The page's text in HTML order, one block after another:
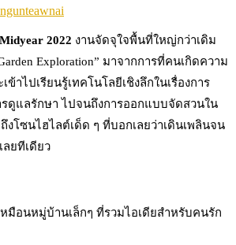
2022 งานจัดจุใจพื้นที่ใหญ่กว่าเดิม
Exploration” มาจากการที่คนเกิดความ
ข้าไปเรียนรู้เทคโนโลยีเชิงลึกในเรื่องการ
ดูแลรักษา ไปจนถึงการออกแบบจัดสวนใน
งโซนไฮไลต์เด็ด ๆ ที่บอกเลยว่าเดินเพลินจน
ลยทีเดียว
หมือนหมู่บ้านเล็กๆ ที่รวมไอเดียสำหรับคนรัก